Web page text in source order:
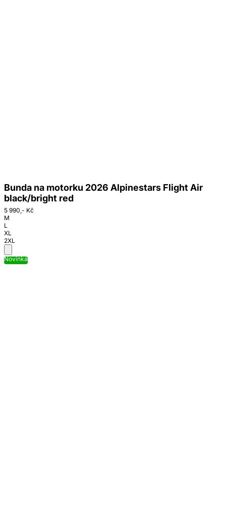
Bunda na motorku 2026 Alpinestars Flight Air
black/bright red
5 990,- Kč
M
L
XL
2XL
Novinka